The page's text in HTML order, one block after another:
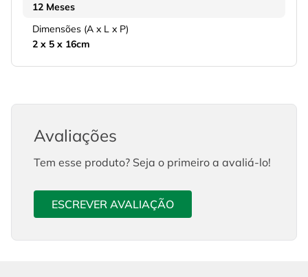
12 Meses
Dimensões (A x L x P)
2 x 5 x 16cm
Avaliações
Tem esse produto? Seja o primeiro a avaliá-lo!
ESCREVER AVALIAÇÃO